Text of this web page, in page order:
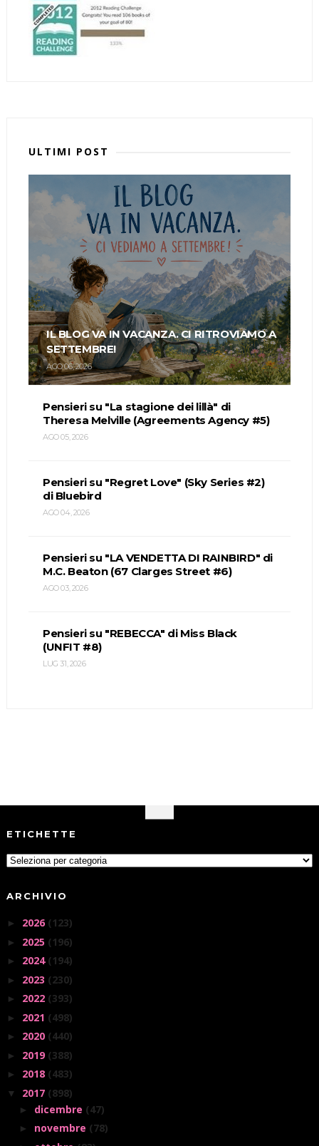
ULTIMI POST
IL BLOG VA IN VACANZA. CI RITROVIAMO A
SETTEMBRE!
AGO 06, 2026
Pensieri su "La stagione dei lillà" di
Theresa Melville (Agreements Agency #5)
AGO 05, 2026
Pensieri su "Regret Love" (Sky Series #2)
di Bluebird
AGO 04, 2026
Pensieri su "LA VENDETTA DI RAINBIRD" di
M.C. Beaton (67 Clarges Street #6)
AGO 03, 2026
Pensieri su "REBECCA" di Miss Black
(UNFIT #8)
LUG 31, 2026
ETICHETTE
ARCHIVIO
► 2026 (123)
► 2025 (196)
► 2024 (194)
► 2023 (230)
► 2022 (393)
► 2021 (498)
► 2020 (440)
► 2019 (388)
► 2018 (483)
▼ 2017 (898)
► dicembre (47)
► novembre (78)